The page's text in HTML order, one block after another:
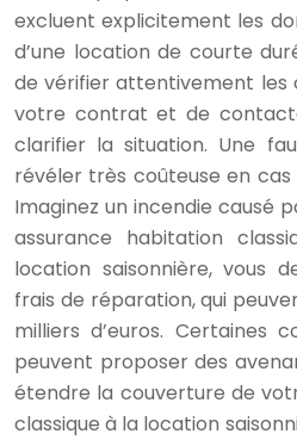
excluent explicitement les
d’une location de courte
de vérifier attentivement les
votre contrat et de
clarifier la situation. Une
révéler très coûteuse en
Imaginez un incendie causé
assurance habitation
location saisonnière, vous
frais de réparation, qui
milliers d’euros. Certaines
peuvent proposer des
étendre la couverture de
classique à la location